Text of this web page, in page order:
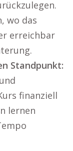
wo das
erreichbar
Standpunkt:
finanziell
lernen